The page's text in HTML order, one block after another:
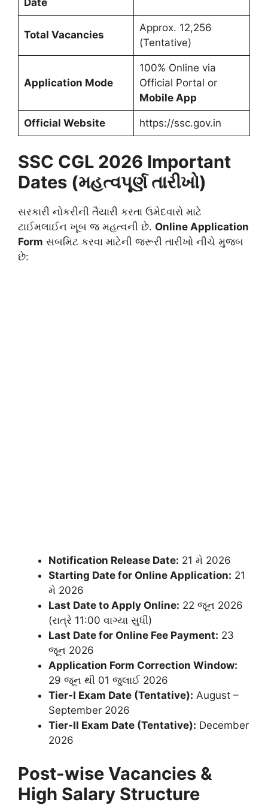
Date
Total Vacancies
Approx. 12,256
(Tentative)
Application Mode
100% Online via
Official Portal or
Mobile App
Official Website https://ssc.gov.in
SSC CGL 2026 Important
Dates (મહત્વપૂર્ણ તારીખો)
સરકારી નોકરીની તૈયારી કરતા ઉમેદવારો માટે
ટાઈમલાઈન ખૂબ જ મહત્વની છે. Online Application
Form સબમિટ કરવા માટેની જરૂરી તારીખો નીચે મુજબ
છે:
Notification Release Date: 21 મે 2026
Starting Date for Online Application: 21
મે 2026
Last Date to Apply Online: 22 જૂન 2026
(રાત્રે 11:00 વાગ્યા સુધી)
Last Date for Online Fee Payment: 23
જૂન 2026
Application Form Correction Window:
29 જૂન થી 01 જુલાઈ 2026
Tier-I Exam Date (Tentative): August –
September 2026
Tier-II Exam Date (Tentative): December
2026
Post-wise Vacancies &
High Salary Structure